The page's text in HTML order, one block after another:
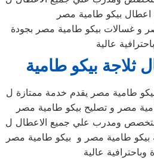
اعطال بيكو طامية مصر
و غسالات بيكو طامية مصر بجودة
عالية
ثلاجة بيكو طامية
طامية مصر يقدم خدمة ممتازة ل
مصر و تصليح بيكو طامية مصر
ومدرب علي جميع الاعطال ل
بيكو طامية مصر و بيكو طامية مصر
وباحترافية عالية